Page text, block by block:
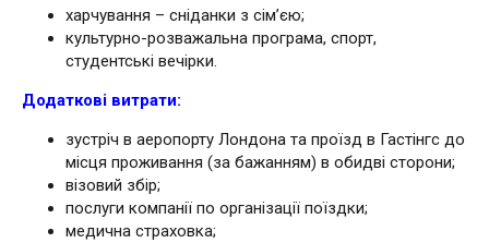
харчування – сніданки з сім’єю;
культурно-розважальна програма, спорт,
студентські вечірки.
Додаткові витрати:
зустріч в аеропорту Лондона та проїзд в Гастінгс до
місця проживання (за бажанням) в обидві сторони;
візовий збір;
послуги компанії по організації поїздки;
медична страховка;